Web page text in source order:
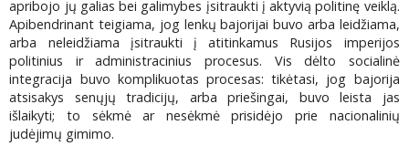
apribojo jų galias bei galimybes įsitraukti į aktyvią politinę veiklą.
Apibendrinant teigiama, jog lenkų bajorijai buvo arba leidžiama,
arba neleidžiama įsitraukti į atitinkamus Rusijos imperijos
politinius ir administracinius procesus. Vis dėlto socialinė
integracija buvo komplikuotas procesas: tikėtasi, jog bajorija
atsisakys senųjų tradicijų, arba priešingai, buvo leista jas
išlaikyti; to sėkmė ar nesėkmė prisidėjo prie nacionalinių
judėjimų gimimo.